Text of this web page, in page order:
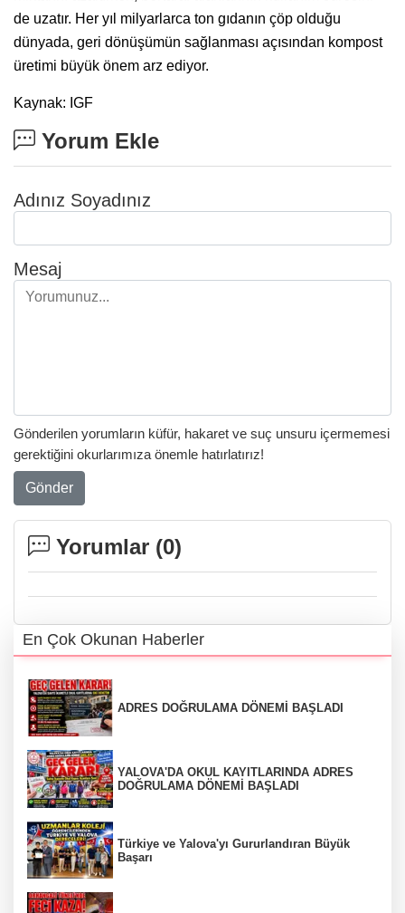
de uzatır. Her yıl milyarlarca ton gıdanın çöp olduğu
dünyada, geri dönüşümün sağlanması açısından kompost
üretimi büyük önem arz ediyor.
Kaynak: IGF
Yorum Ekle
Adınız Soyadınız
Mesaj
Gönderilen yorumların küfür, hakaret ve suç unsuru içermemesi
gerektiğini okurlarımıza önemle hatırlatırız!
Gönder
Yorumlar (0)
En Çok Okunan Haberler
ADRES DOĞRULAMA DÖNEMİ BAŞLADI
YALOVA'DA OKUL KAYITLARINDA ADRES
DOĞRULAMA DÖNEMİ BAŞLADI
Türkiye ve Yalova'yı Gururlandıran Büyük
Başarı